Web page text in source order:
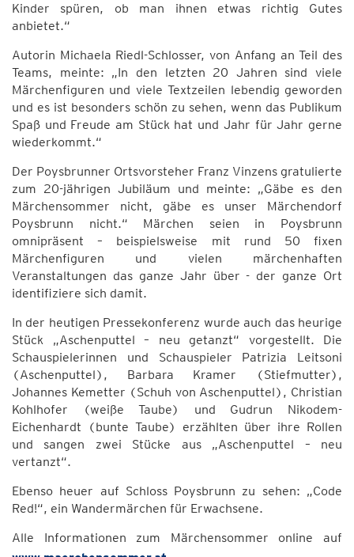
Kinder spüren, ob man ihnen etwas richtig Gutes
anbietet.“
Autorin Michaela Riedl-Schlosser, von Anfang an Teil des
Teams, meinte: „In den letzten 20 Jahren sind viele
Märchenfiguren und viele Textzeilen lebendig geworden
und es ist besonders schön zu sehen, wenn das Publikum
Spaß und Freude am Stück hat und Jahr für Jahr gerne
wiederkommt.“
Der Poysbrunner Ortsvorsteher Franz Vinzens gratulierte
zum 20-jährigen Jubiläum und meinte: „Gäbe es den
Märchensommer nicht, gäbe es unser Märchendorf
Poysbrunn nicht.“ Märchen seien in Poysbrunn
omnipräsent – beispielsweise mit rund 50 fixen
Märchenfiguren und vielen märchenhaften
Veranstaltungen das ganze Jahr über - der ganze Ort
identifiziere sich damit.
In der heutigen Pressekonferenz wurde auch das heurige
Stück „Aschenputtel – neu getanzt“ vorgestellt. Die
Schauspielerinnen und Schauspieler Patrizia Leitsoni
(Aschenputtel), Barbara Kramer (Stiefmutter),
Johannes Kemetter (Schuh von Aschenputtel), Christian
Kohlhofer (weiße Taube) und Gudrun Nikodem-
Eichenhardt (bunte Taube) erzählten über ihre Rollen
und sangen zwei Stücke aus „Aschenputtel – neu
vertanzt“.
Ebenso heuer auf Schloss Poysbrunn zu sehen: „Code
Red!“, ein Wandermärchen für Erwachsene.
Alle Informationen zum Märchensommer online auf